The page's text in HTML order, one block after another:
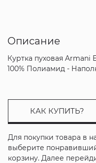
Описание
Куртка пуховая Armani
100% Полиамид -
КАК КУПИТЬ?
Для покупки товара в
выберите
корзину. Далее